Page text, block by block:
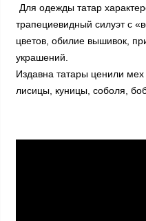
Для одежды татар
трапециевидный силуэт с
цветов, обилие вышивок,
украшений.
Издавна татары ценили
лисицы, куницы, соболя,